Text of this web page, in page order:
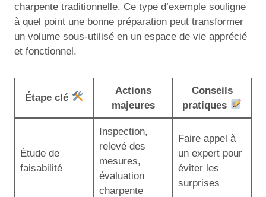
charpente traditionnelle. Ce type d’exemple souligne
à quel point une bonne préparation peut transformer
un volume sous-utilisé en un espace de vie apprécié
et fonctionnel.
Étape clé
Actions
majeures
Conseils
pratiques
Étude de
faisabilité
Inspection,
relevé des
mesures,
évaluation
charpente
Faire appel à
un expert pour
éviter les
surprises